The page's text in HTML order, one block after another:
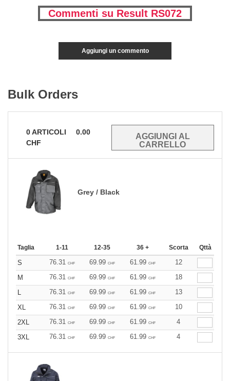
Commenti su Result RS072
Aggiungi un commento
Bulk Orders
0ARTICOLI
0.00
CHF
Grey / Black
Taglia 1-11 12-35 36 + Scorta Qttà
S 76.31 CHF 69.99 CHF 61.99 CHF
12
M
76.31 CHF 69.99 CHF 61.99 CHF
18
L
76.31 CHF 69.99 CHF 61.99 CHF
13
XL
76.31 CHF 69.99 CHF 61.99 CHF
10
2XL
76.31 CHF 69.99 CHF 61.99 CHF
4
3XL
76.31 CHF 69.99 CHF 61.99 CHF 4